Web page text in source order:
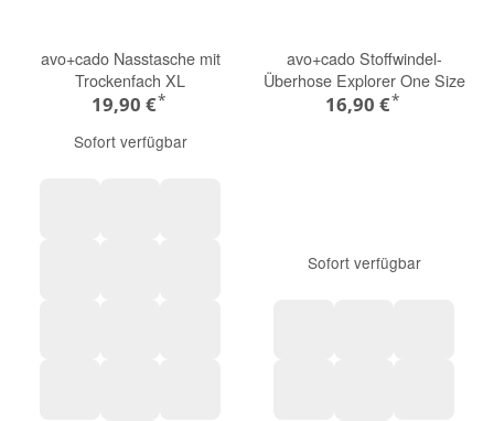
avo+cado Nasstasche mit
Trockenfach XL
19,90 €*
Sofort verfügbar
avo+cado Stoffwindel-
Überhose Explorer One Size
16,90 €*
Sofort verfügbar